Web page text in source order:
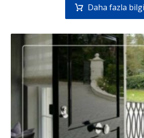
Daha fazla bilgi